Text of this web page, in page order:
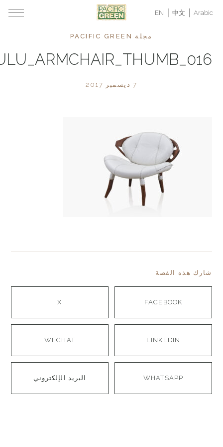
EN 中文 Arabic
مجلة PACIFIC GREEN
016_ZULU_ARMCHAIR_THUMB
7 ديسمبر 2017
شارك هذه القصة
FACEBOOK
X
LINKEDIN
WECHAT
WHATSAPP البريد الإلكتروني